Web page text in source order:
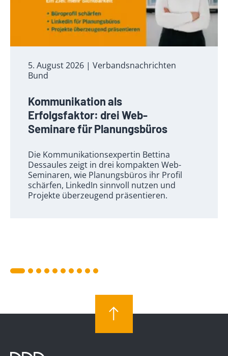
5. August 2026 | Verbandsnachrichten
Bund
Kommunikation als
Erfolgsfaktor: drei Web-
Seminare für Planungsbüros
Die Kommunikationsexpertin Bettina
Dessaules zeigt in drei kompakten Web-
Seminaren, wie Planungsbüros ihr Profil
schärfen, LinkedIn sinnvoll nutzen und
Projekte überzeugend präsentieren.